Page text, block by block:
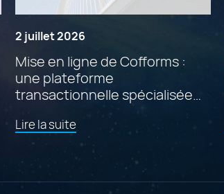
2 juillet 2026
Mise en ligne de Cofforms :
une plateforme
transactionnelle spécialisée
propulsée par Adobe
ColdFusion
Lire la suitede
l'article
"Mise
en